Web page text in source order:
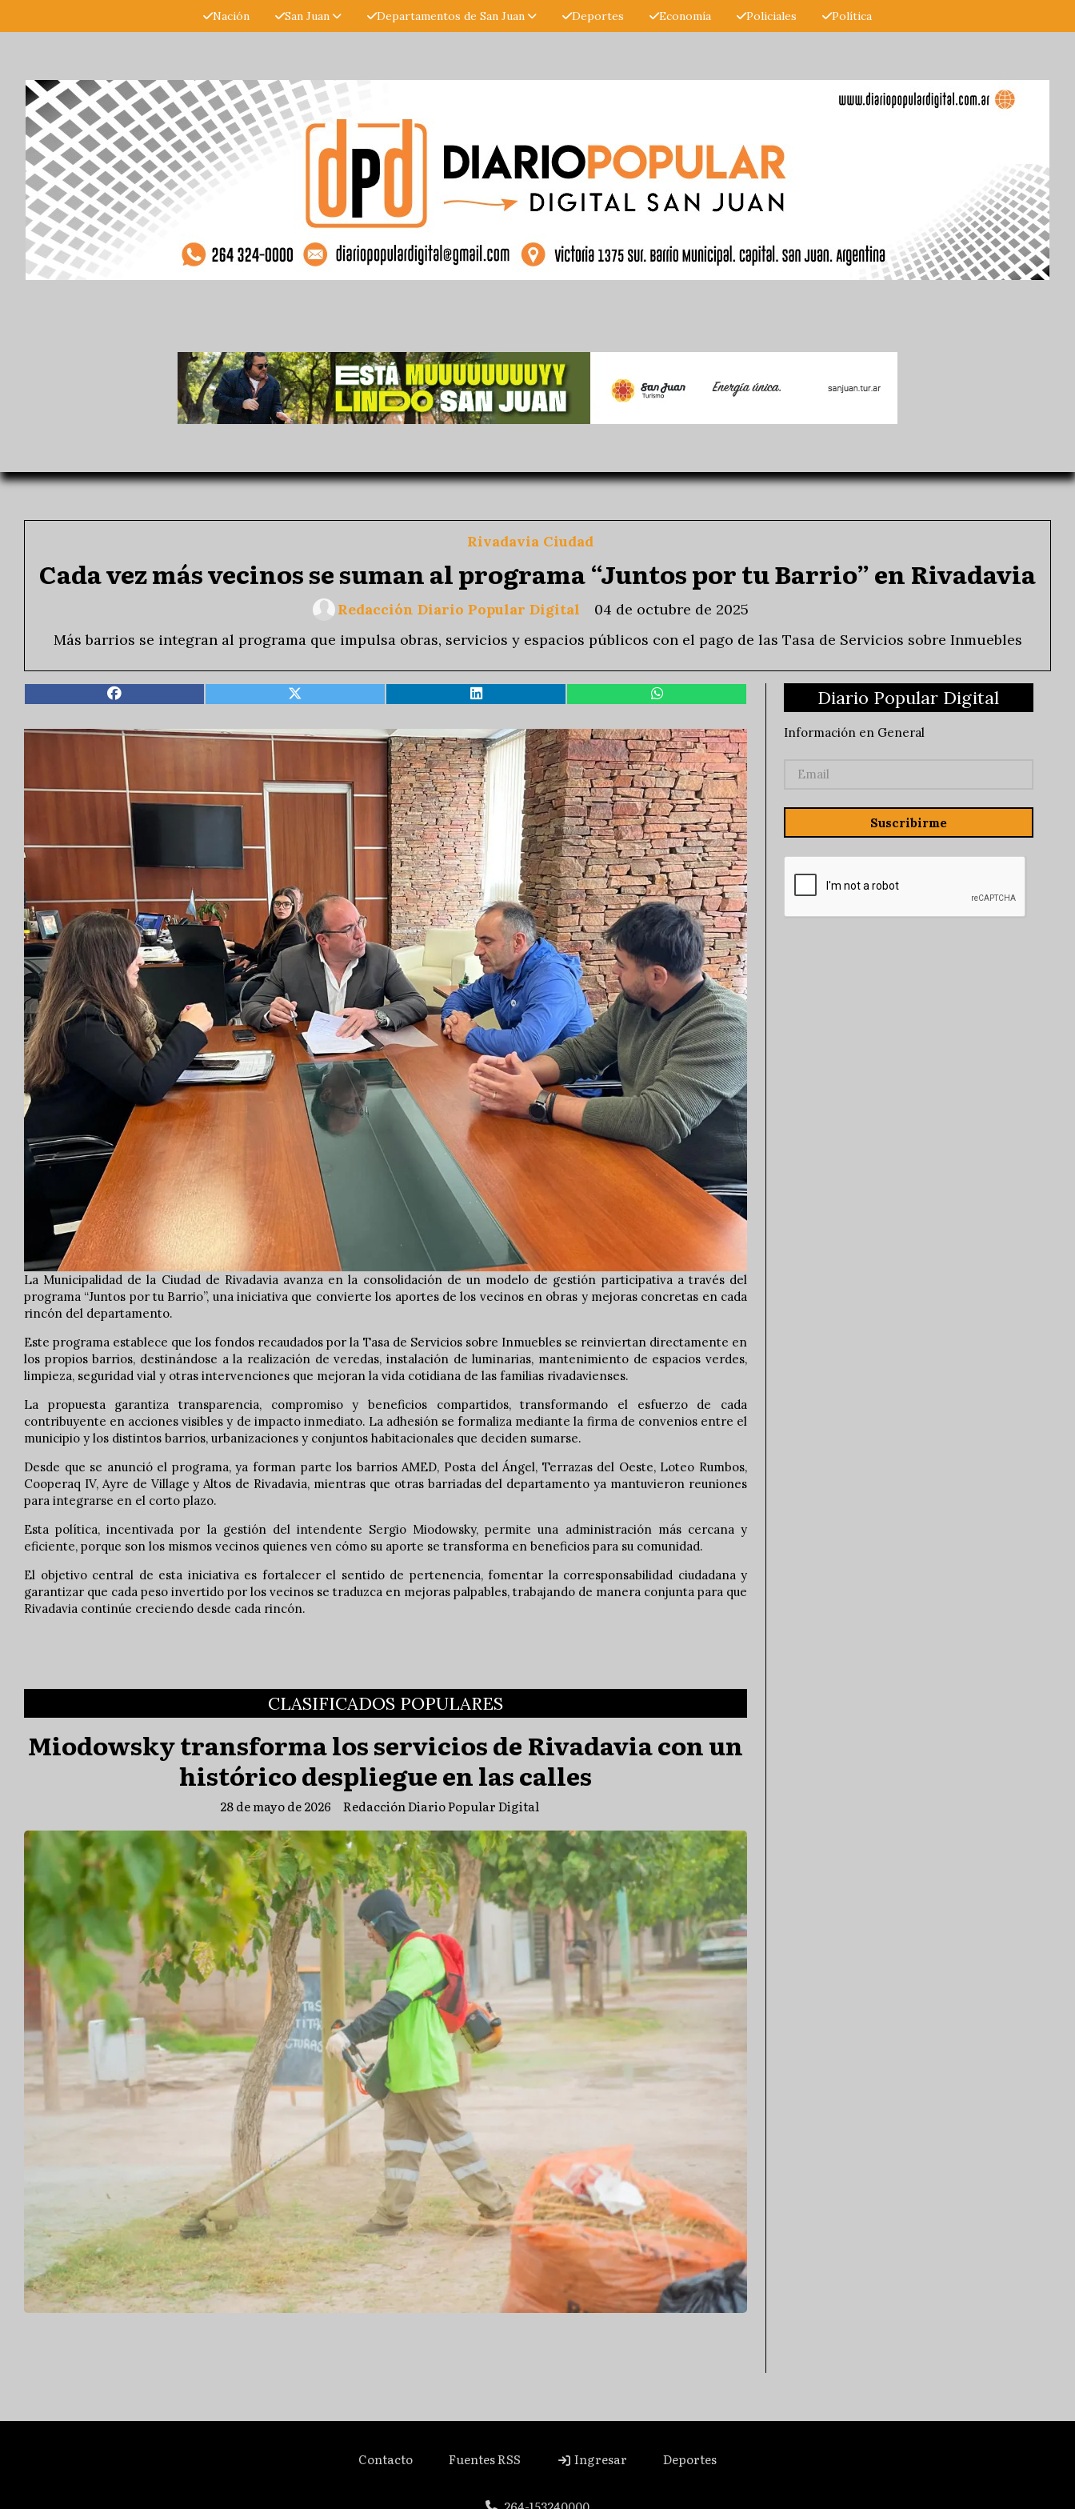
Nación San Juan Departamentos de San Juan Deportes Economía Policiales Política
Cada vez más vecinos se suman al programa “Juntos por tu Barrio” en Rivadavia
Más barrios se integran al programa que impulsa obras, servicios y espacios públicos con el pago de las Tasa de Servicios sobre Inmuebles
Rivadavia Ciudad
04 de octubre de 2025
Redacción Diario Popular Digital
La Municipalidad de la Ciudad de Rivadavia avanza en la consolidación de un modelo de gestión participativa a través del
programa “Juntos por tu Barrio”, una iniciativa que convierte los aportes de los vecinos en obras y mejoras concretas en cada
rincón del departamento.
Este programa establece que los fondos recaudados por la Tasa de Servicios sobre Inmuebles se reinviertan directamente en
los propios barrios, destinándose a la realización de veredas, instalación de luminarias, mantenimiento de espacios verdes,
limpieza, seguridad vial y otras intervenciones que mejoran la vida cotidiana de las familias rivadavienses.
La propuesta garantiza transparencia, compromiso y beneficios compartidos, transformando el esfuerzo de cada
contribuyente en acciones visibles y de impacto inmediato. La adhesión se formaliza mediante la firma de convenios entre el
municipio y los distintos barrios, urbanizaciones y conjuntos habitacionales que deciden sumarse.
Desde que se anunció el programa, ya forman parte los barrios AMED, Posta del Ángel, Terrazas del Oeste, Loteo Rumbos,
Cooperaq IV, Ayre de Village y Altos de Rivadavia, mientras que otras barriadas del departamento ya mantuvieron reuniones
para integrarse en el corto plazo.
Esta política, incentivada por la gestión del intendente Sergio Miodowsky, permite una administración más cercana y
eficiente, porque son los mismos vecinos quienes ven cómo su aporte se transforma en beneficios para su comunidad.
El objetivo central de esta iniciativa es fortalecer el sentido de pertenencia, fomentar la corresponsabilidad ciudadana y
garantizar que cada peso invertido por los vecinos se traduzca en mejoras palpables, trabajando de manera conjunta para que
Rivadavia continúe creciendo desde cada rincón.
CLASIFICADOS POPULARES
Miodowsky transforma los servicios de Rivadavia con un
histórico despliegue en las calles
Redacción Diario Popular Digital
28 de mayo de 2026
Diario Popular Digital
Información en General
Suscribirme
Contacto Fuentes RSS Ingresar Deportes